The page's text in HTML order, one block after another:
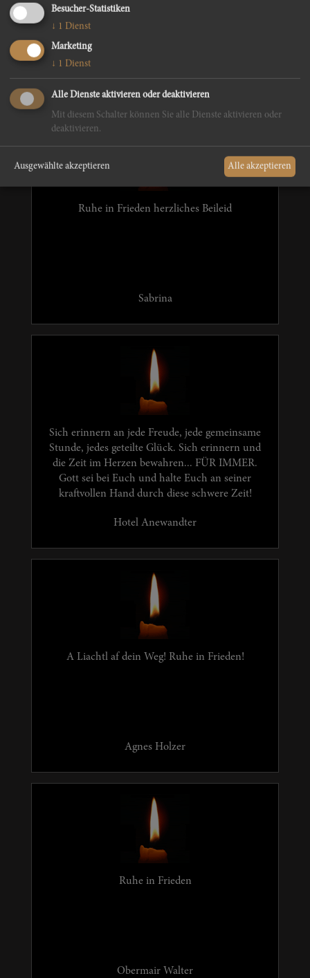
Ruhe in Frieden herzliches Beileid
Sabrina
Sich erinnern an jede Freude, jede gemeinsame
Stunde, jedes geteilte Glück. Sich erinnern und
die Zeit im Herzen bewahren... FÜR IMMER.
Gott sei bei Euch und halte Euch an seiner
kraftvollen Hand durch diese schwere Zeit!
Hotel Anewandter
A Liachtl af dein Weg! Ruhe in Frieden!
Agnes Holzer
Ruhe in Frieden
Obermair Walter
Besucher-Statistiken
↓ 1 Dienst
Marketing
↓ 1 Dienst
Alle Dienste aktivieren oder deaktivieren
Mit diesem Schalter können Sie alle Dienste aktivieren oder
deaktivieren.
Ausgewählte akzeptieren Alle akzeptieren